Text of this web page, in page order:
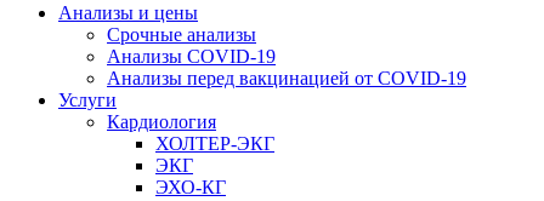
Анализы и цены
Срочные анализы
Анализы COVID-19
Анализы перед вакцинацией от COVID-19
Услуги
Кардиология
ХОЛТЕР-ЭКГ
ЭКГ
ЭХО-КГ